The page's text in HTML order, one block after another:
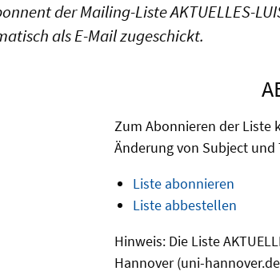
der Mailing-Liste AKTUELLES-
als E-Mail zugeschickt.
Zum Abonnieren der Liste
Änderung von Subject und
Liste abonnieren
Liste abbestellen
Hinweis: Die Liste
Hannover (uni-